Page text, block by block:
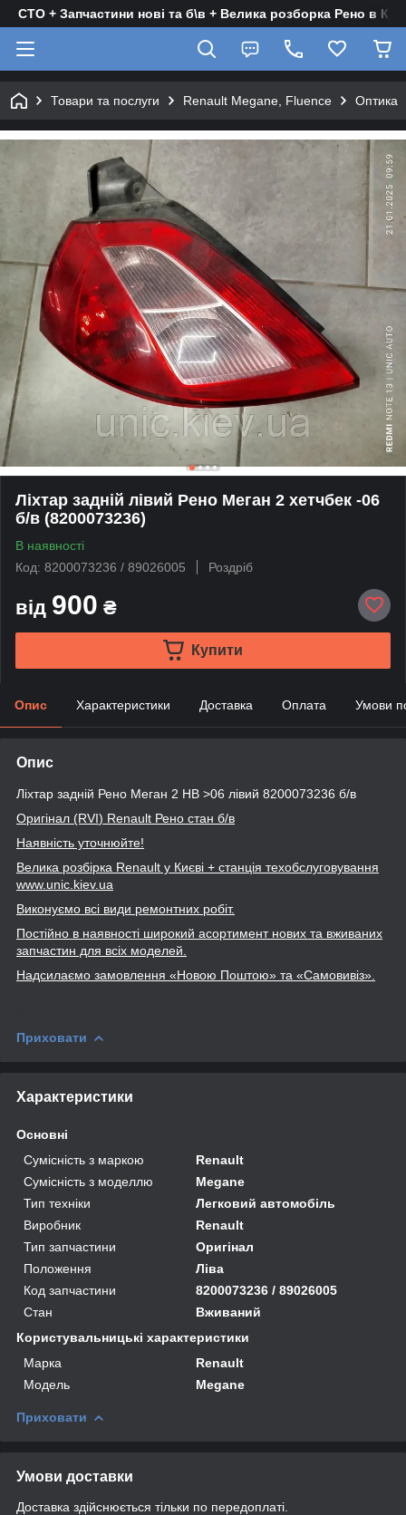
СТО + Запчастини нові та б\в + Велика розборка Рено в
Товари та послуги Renault Megane, Fluence Оптика
Ліхтар задній лівий Рено Меган 2 хетчбек -06
б/в (8200073236)
В наявності
Код: 8200073236 / 89026005
Роздріб
від 900 ₴
Купити
Опис Характеристики Доставка Оплата Умови
Опис
Ліхтар задній Рено Меган 2 HB >06 лівий 8200073236 б/в
Оригінал (RVI) Renault Рено стан б/в
Наявність уточнюйте!
Велика розбірка Renault у Києві + станція техобслуговування
www.unic .kiev.ua
Виконуємо всі види ремонтних робіт.
Постійно в наявності широкий асортимент нових та вживаних
запчастин для всіх моделей.
Надсилаємо замовлення «Новою Поштою» та «Самовивіз».
Приховати
Характеристики
Основні
Сумісність з маркою
Renault
Сумісність з моделлю
Megane
Тип техніки
Легковий автомобіль
Виробник
Renault
Тип запчастини
Оригінал
Положення
Ліва
Код запчастини
8200073236 / 89026005
Стан
Вживаний
Користувальницькі характеристики
Марка
Renault
Модель
Megane
Приховати
Умови доставки
Доставка здійснюється тільки по передоплаті.